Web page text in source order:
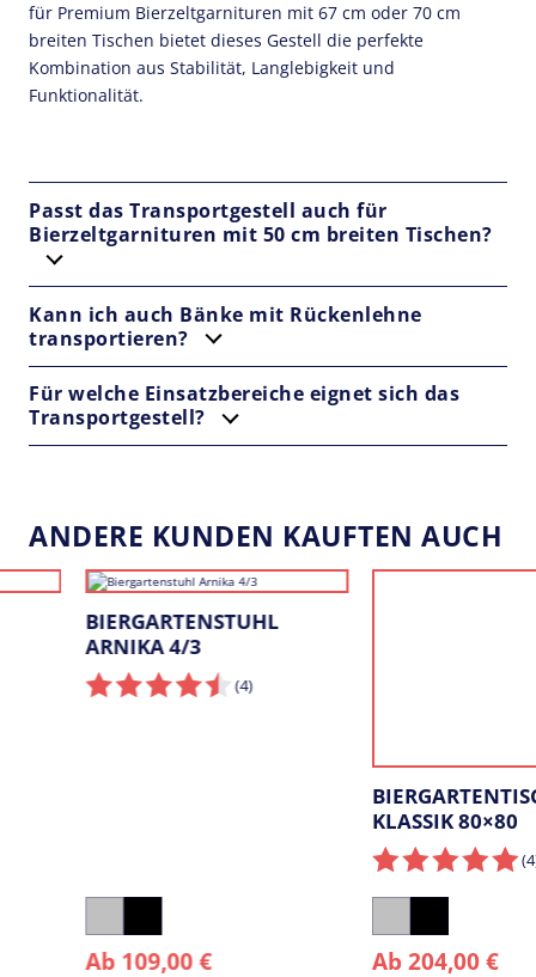
für Premium Bierzeltgarnituren mit 67 cm oder 70 cm
breiten Tischen bietet dieses Gestell die perfekte
Kombination aus Stabilität, Langlebigkeit und
Funktionalität.
Passt das Transportgestell auch für
Bierzeltgarnituren mit 50 cm breiten Tischen?
Kann ich auch Bänke mit Rückenlehne
transportieren?
Für welche Einsatzbereiche eignet sich das
Transportgestell?
ANDERE KUNDEN KAUFTEN AUCH
BIERGARTENSTUHL
ARNIKA 4/3
(4)
109,00€ 204,00€